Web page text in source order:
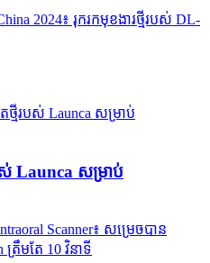
2024៖ រុករកមុខងារថ្មីរបស់ DL-
ស់ Launca សម្រាប់